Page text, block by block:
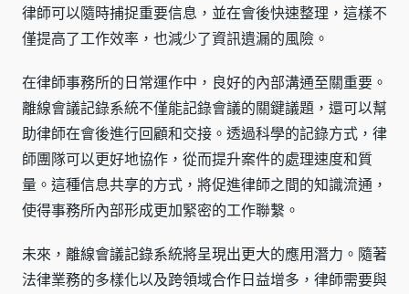
律師可以隨時捕捉重要信息，並在會後快速整理，這樣不
僅提高了工作效率，也減少了資訊遺漏的風險。
在律師事務所的日常運作中，良好的內部溝通至關重要。
離線會議記錄系統不僅能記錄會議的關鍵議題，還可以幫
助律師在會後進行回顧和交接。透過科學的記錄方式，律
師團隊可以更好地協作，從而提升案件的處理速度和質
量。這種信息共享的方式，將促進律師之間的知識流通，
使得事務所內部形成更加緊密的工作聯繫。
未來，離線會議記錄系統將呈現出更大的應用潛力。隨著
法律業務的多樣化以及跨領域合作日益增多，律師需要與